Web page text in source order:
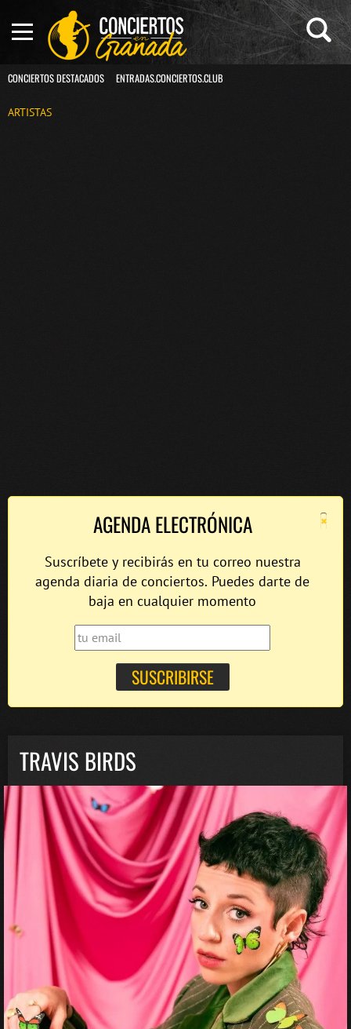
CONCIERTOS DESTACADOS ENTRADAS.CONCIERTOS.CLUB
ARTISTAS
×
AGENDA ELECTRÓNICA
Suscríbete y recibirás en tu correo nuestra
agenda diaria de conciertos. Puedes darte de
baja en cualquier momento
TRAVIS BIRDS